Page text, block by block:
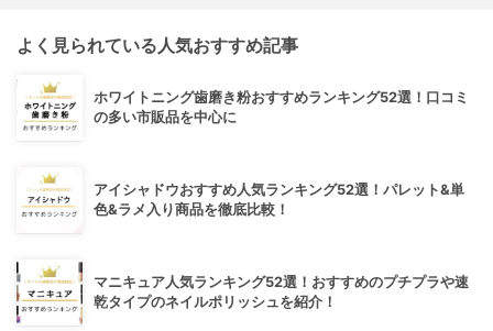
よく見られている人気おすすめ記事
ホワイトニング歯磨き粉おすすめランキング52選！口コミ
の多い市販品を中心に
アイシャドウおすすめ人気ランキング52選！パレット&単
色&ラメ入り商品を徹底比較！
マニキュア人気ランキング52選！おすすめのプチプラや速
乾タイプのネイルポリッシュを紹介！